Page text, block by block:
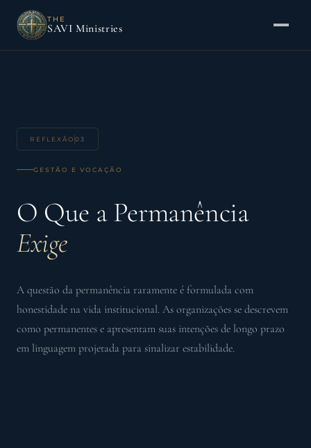
THE
SAVI Ministries
REFLEXÃO 03
GESTÃO E VOCAÇÃO
O Que a Permanência
Exige
A questão da permanência raramente é formulada com
honestidade na vida institucional. As organizações se descrevem
como permanentes e apresentam suas intenções de longo prazo
em linguagem projetada para sinalizar estabilidade.